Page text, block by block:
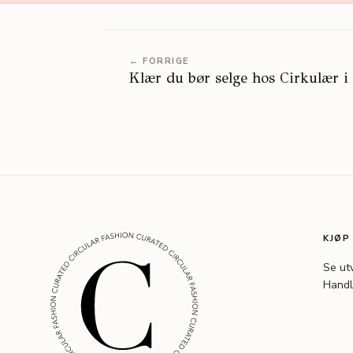
← FORRIGE
Klær du bør selge hos Cirkulær i
KJØP
Se